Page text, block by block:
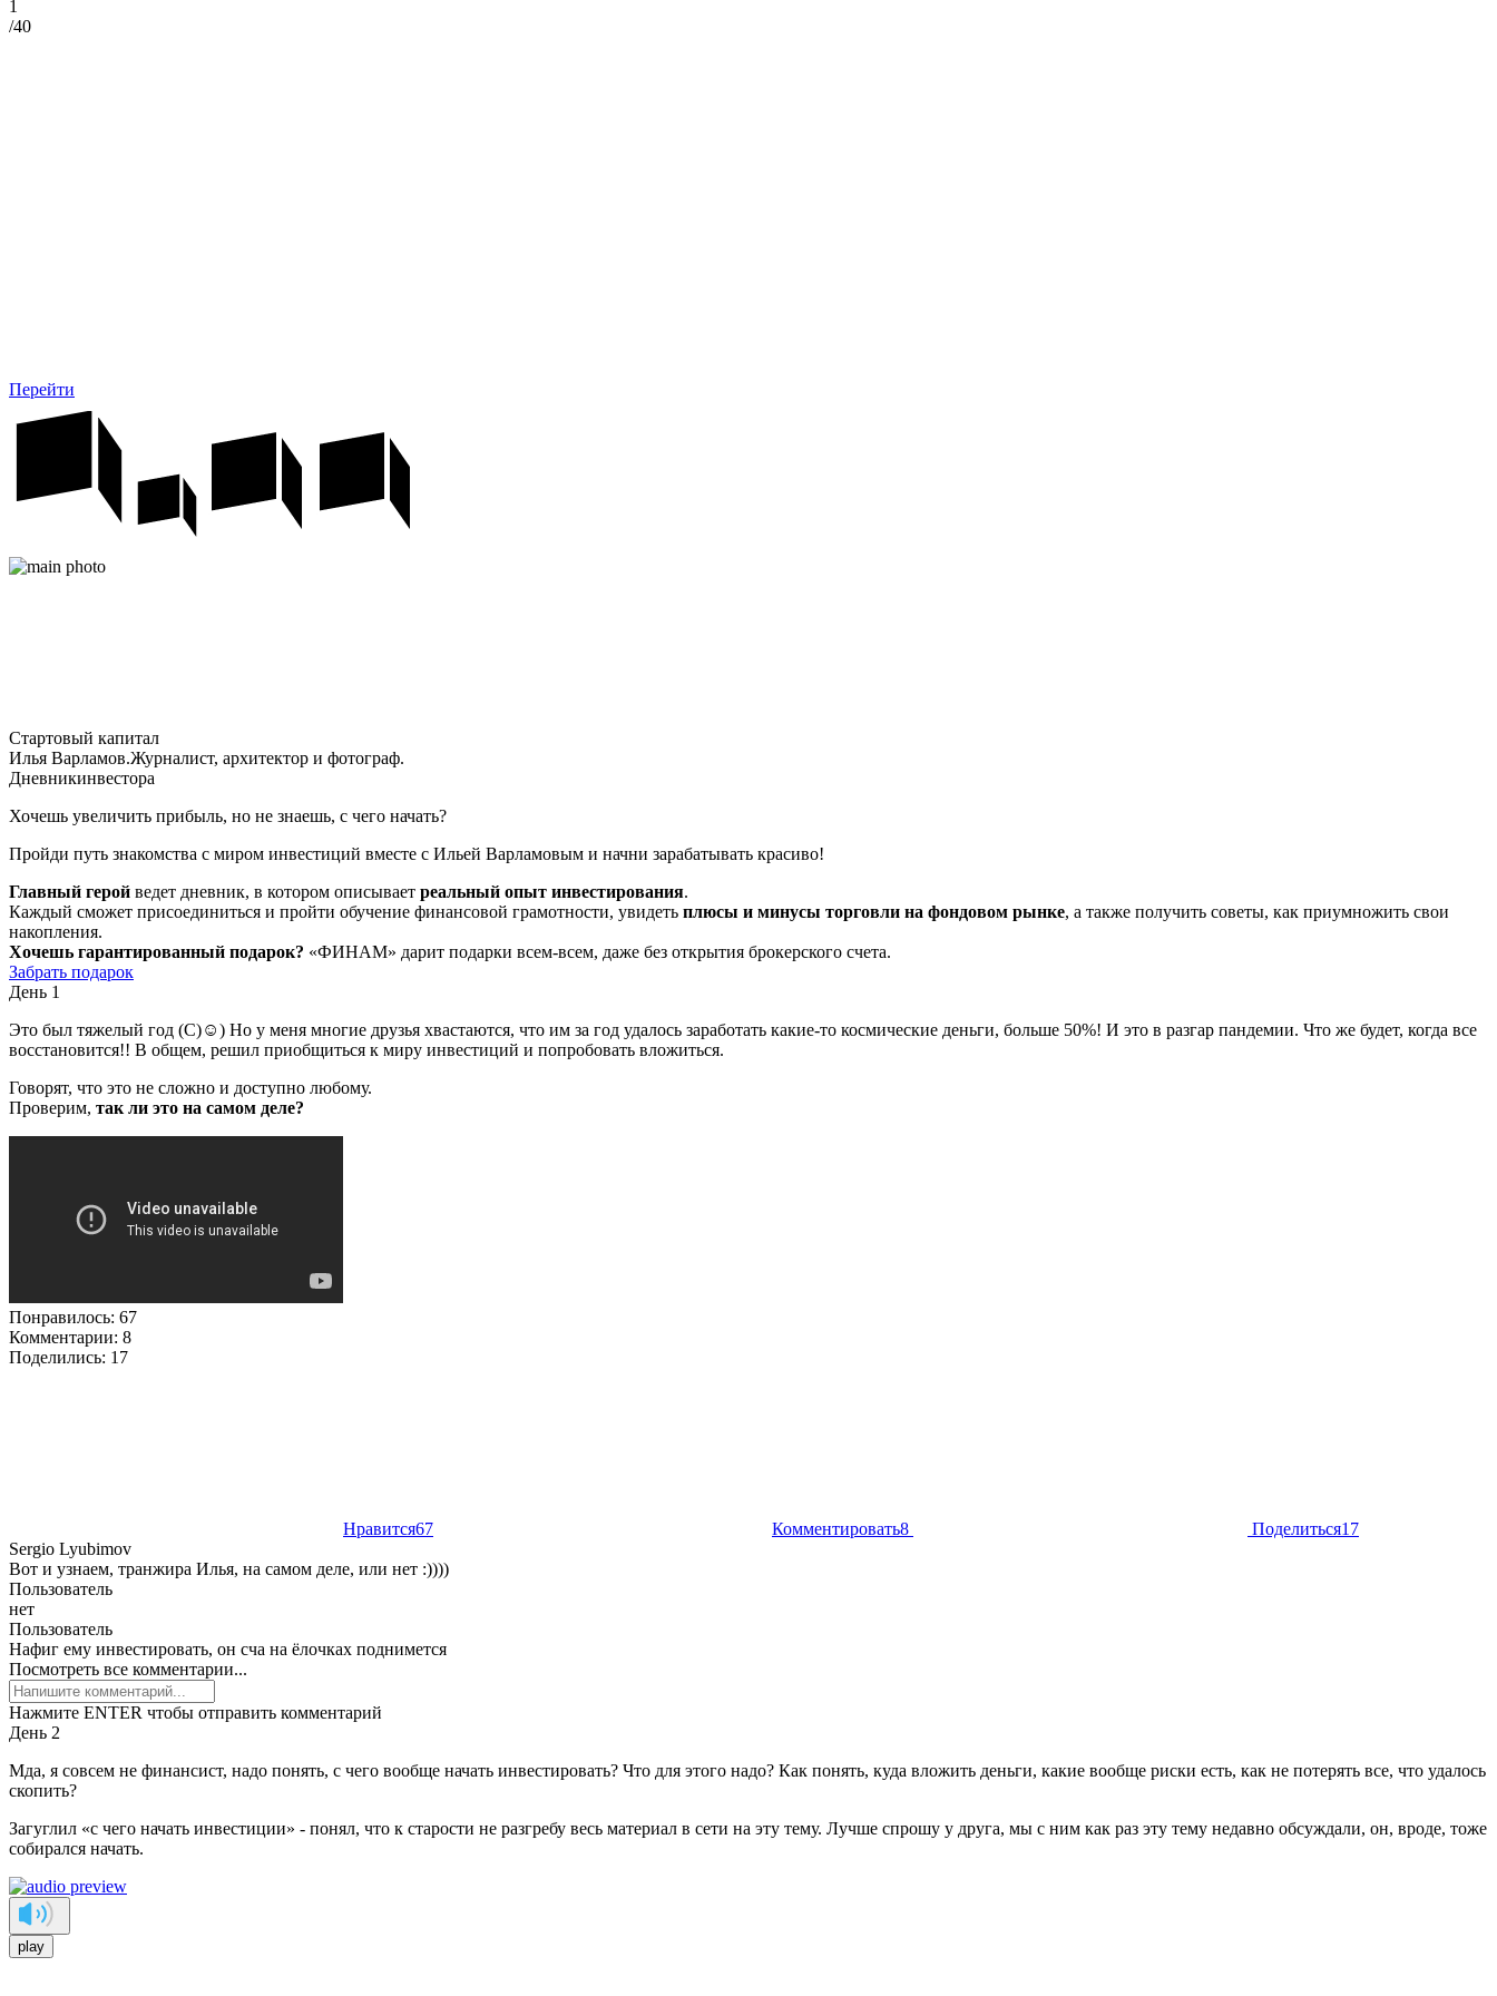
1
/40
Перейти
Стартовый капитал
Илья Варламов.Журналист, архитектор и фотограф.
Дневникинвестора
Хочешь увеличить прибыль, но не знаешь, с чего начать?
Пройди путь знакомства с миром инвестиций вместе с Ильей Варламовым и начни зарабатывать красиво!
Главный герой ведет дневник, в котором описывает реальный опыт инвестирования.
Каждый сможет присоединиться и пройти обучение финансовой грамотности, увидеть плюсы и минусы торговли на фондовом рынке, а также получить советы, как приумножить свои
накопления.
Хочешь гарантированный подарок? «ФИНАМ» дарит подарки всем-всем, даже без открытия брокерского счета.
Забрать подарок
День 1
Это был тяжелый год (С)☺) Но у меня многие друзья хвастаются, что им за год удалось заработать какие-то космические деньги, больше 50%! И это в разгар пандемии. Что же будет, когда все
восстановится!! В общем, решил приобщиться к миру инвестиций и попробовать вложиться.
Говорят, что это не сложно и доступно любому.
Проверим, так ли это на самом деле?
Понравилось: 67
Комментарии: 8
Поделились: 17
Нравится67 Комментировать8 Поделиться17
Sergio Lyubimov
Вот и узнаем, транжира Илья, на самом деле, или нет :))))
Пользователь
нет
Пользователь
Нафиг ему инвестировать, он сча на ёлочках поднимется
Посмотреть все комментарии...
Нажмите ENTER чтобы отправить комментарий
День 2
Мда, я совсем не финансист, надо понять, с чего вообще начать инвестировать? Что для этого надо? Как понять, куда вложить деньги, какие вообще риски есть, как не потерять все, что удалось
скопить?
Загуглил «с чего начать инвестиции» - понял, что к старости не разгребу весь материал в сети на эту тему. Лучше спрошу у друга, мы с ним как раз эту тему недавно обсуждали, он, вроде, тоже
собирался начать.
play